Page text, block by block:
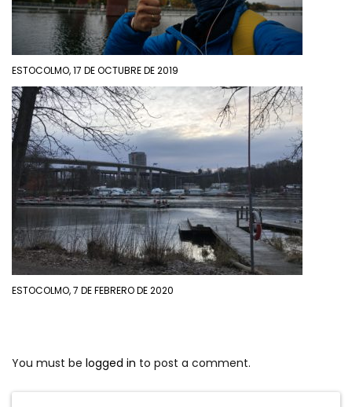
ESTOCOLMO, 17 DE OCTUBRE DE 2019
ESTOCOLMO, 7 DE FEBRERO DE 2020
You must be logged in to post a comment.